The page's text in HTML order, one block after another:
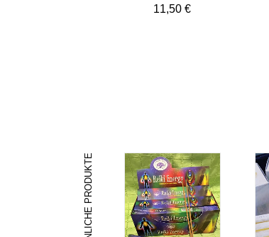
11,50€
ÄHNLICHE PRODUKTE